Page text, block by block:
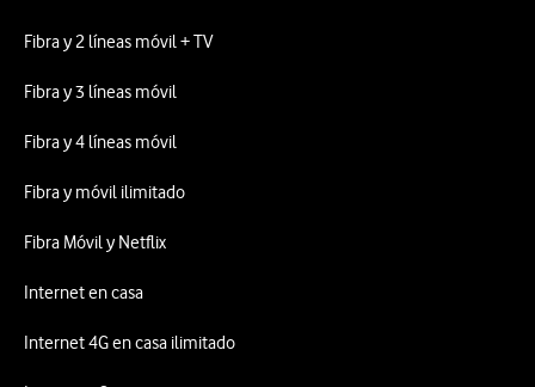
Fibra y 2 líneas móvil + TV
Fibra y 3 líneas móvil
Fibra y 4 líneas móvil
Fibra y móvil ilimitado
Fibra Móvil y Netflix
Internet en casa
Internet 4G en casa ilimitado